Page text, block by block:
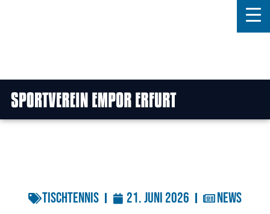
Home
Features
News
Tischtennis 21. Juni 2026 News